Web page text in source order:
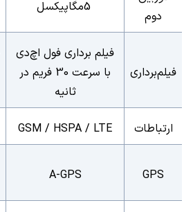
دوم
5مگاپیکسل
فیلم‌برداری
فیلم برداری فول اچ‌دی
با سرعت 30 فریم در
ثانیه
ارتباطات GSM / HSPA / LTE
GPS
A-GPS